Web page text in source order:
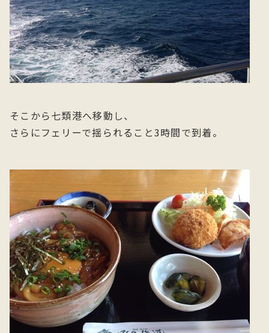
そこから七類港へ移動し、
さらにフェリーで揺られること3時間で到着。